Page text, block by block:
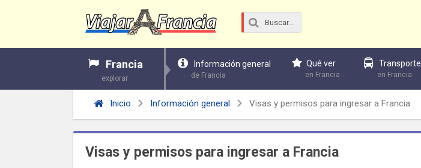
Francia
explorar
Información general
de Francia
Qué ver
en Francia
Transporte
en Francia
Inicio Información general Visas y permisos para ingresar a Francia
Visas y permisos para ingresar a Francia